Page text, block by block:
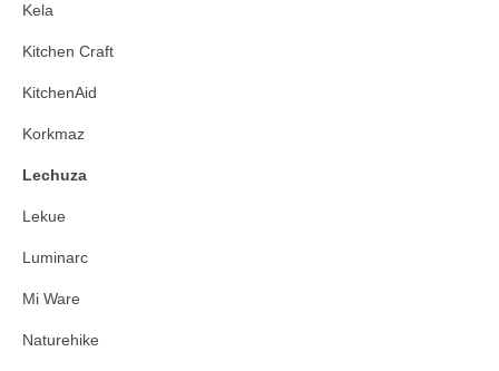
Kela
Kitchen Craft
KitchenAid
Korkmaz
Lechuza
Lekue
Luminarc
Mi Ware
Naturehike